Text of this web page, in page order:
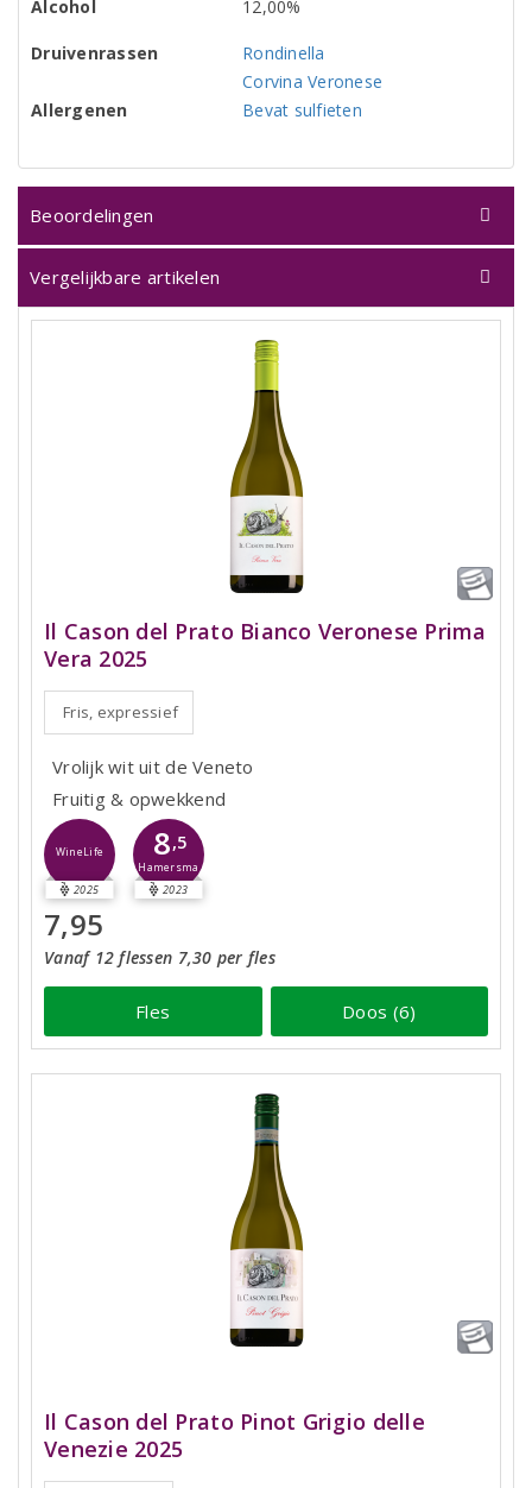
Alcohol 12,00%
Druivenrassen
Rondinella
Corvina Veronese
Allergenen
Bevat sulfieten
Beoordelingen
Vergelijkbare artikelen
Il Cason del Prato Bianco Veronese Prima
Vera 2025
Fris, expressief
Vrolijk wit uit de Veneto
Fruitig & opwekkend
WineLife
2025
8,5
Hamersma
2023
7,95
Vanaf 12 flessen 7,30 per fles
Fles Doos (6)
Il Cason del Prato Pinot Grigio delle
Venezie 2025